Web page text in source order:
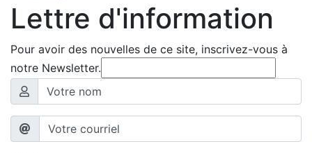
Lettre d'information
Pour avoir des nouvelles de ce site, inscrivez-vous à
notre Newsletter.